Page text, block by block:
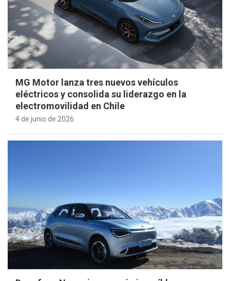
MG Motor lanza tres nuevos vehículos
eléctricos y consolida su liderazgo en la
electromovilidad en Chile
4 de junio de 2026